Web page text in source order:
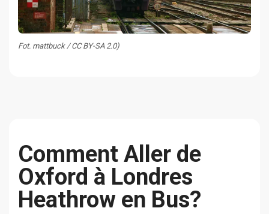
Fot. mattbuck / CC BY-SA 2.0)
Сomment Aller de
Oxford à Londres
Heathrow en Bus?